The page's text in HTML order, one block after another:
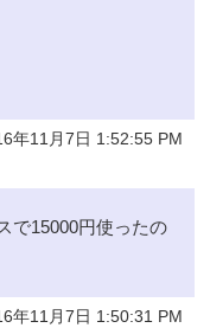
年11月7日 1:52:55 PM
で15000円使ったの
年11月7日 1:50:31 PM